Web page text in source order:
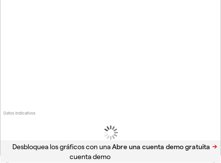
Datos indicativos
Desbloquea los gráficos con una
cuenta demo